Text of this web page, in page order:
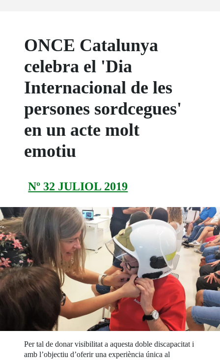
ONCE Catalunya
celebra el 'Dia
Internacional de les
persones sordcegues'
en un acte molt
emotiu
Nº 32 JULIOL 2019
Per tal de donar visibilitat a aquesta doble discapacitat i
amb l’objectiu d’oferir una experiència única al